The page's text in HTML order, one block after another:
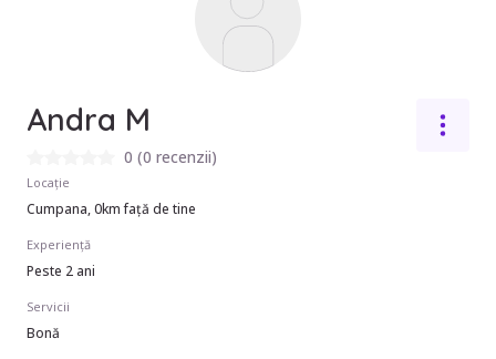
Andra M
0 (0 recenzii)
Locație
Cumpana, 0km față de tine
Experiență
Peste 2 ani
Servicii
Bonă